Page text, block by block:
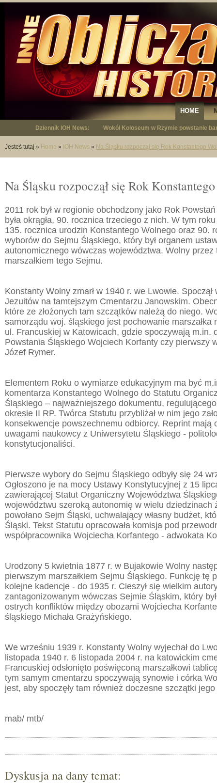
HOME
Dziennik IOH News: "Niepodległy - opowieść o Januszu
Jesteś tutaj » Home » IOH News » Na Śląsku rozpoczął się Rok Konstantego
Na Śląsku rozpoczął się Rok
2011 rok był w regionie obchodzony jako Rok
była okrągła, 90. rocznica trzeciego z nich. W tym
135. rocznica urodzin Konstantego Wolnego oraz 90.
wyborów do Sejmu Śląskiego, który był organem
autonomicznego wówczas województwa. Wolny przez
marszałkiem tego Sejmu.
Konstanty Wolny zmarł w 1940 r. we Lwowie. Spoczął
Jezuitów na tamtejszym Cmentarzu Janowskim.
które ze złożonych tam szczątków należą do niego.
samorządu woj. śląskiego jest pochowanie marszałka
ul. Francuskiej w Katowicach, gdzie spoczywają m.in.
Powstania Śląskiego Wojciech Korfanty czy pierwszy
Józef Rymer.
Elementem Roku o wymiarze edukacyjnym ma być
komentarza Konstantego Wolnego do Statutu
Śląskiego – najważniejszego dokumentu,
okresie II RP. Twórca Statutu przybliżał w nim jego
konsekwencje powszechnemu odbiorcy. Reprint mają
uwagami naukowcy z Uniwersytetu Śląskiego -
konstytucjonaliści.
Pierwsze wybory do Sejmu Śląskiego odbyły się 24
Ogłoszono je na mocy Ustawy Konstytucyjnej z 15
zawierającej Statut Organiczny Województwa
województwu szeroką autonomię w wielu dziedzinach
powołano Sejm Śląski, uchwalający własny budżet,
Śląski. Tekst Statutu opracowała komisja pod
współpracownika Wojciecha Korfantego - adwokata
Urodzony 5 kwietnia 1877 r. w Bujakowie Wolny
pierwszym marszałkiem Sejmu Śląskiego. Funkcję tę
kolejne kadencje - do 1935 r. Cieszył się wielkim
zantagonizowanym wówczas Sejmie Śląskim, który
ostrych konfliktów między obozami Wojciecha
śląskiego Michała Grażyńskiego.
We wrześniu 1939 r. Konstanty Wolny wyjechał do
listopada 1940 r. 6 listopada 2004 r. na katowickim
Francuskiej odsłonięto poświęconą marszałkowi
tym samym cmentarzu spoczywają synowie i córka
jest, aby spoczęły tam również doczesne szczątki
mab/ mtb/
Dyskusja na dany temat: